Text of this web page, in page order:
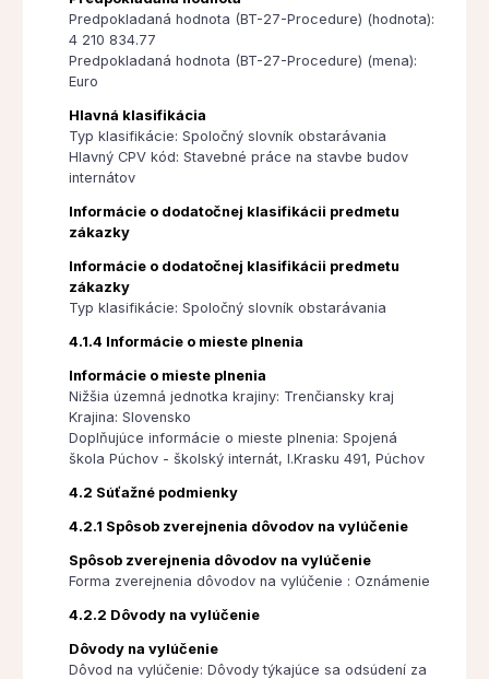
Predpokladaná hodnota (BT-27-Procedure) (hodnota):
4 210 834.77
Predpokladaná hodnota (BT-27-Procedure) (mena):
Euro
Hlavná klasifikácia
Typ klasifikácie: Spoločný slovník obstarávania
Hlavný CPV kód: Stavebné práce na stavbe budov
internátov
Informácie o dodatočnej klasifikácii predmetu
zákazky
Informácie o dodatočnej klasifikácii predmetu
zákazky
Typ klasifikácie: Spoločný slovník obstarávania
4.1.4 Informácie o mieste plnenia
Informácie o mieste plnenia
Nižšia územná jednotka krajiny: Trenčiansky kraj
Krajina: Slovensko
Doplňujúce informácie o mieste plnenia: Spojená
škola Púchov - školský internát, I.Krasku 491, Púchov
4.2 Súťažné podmienky
4.2.1 Spôsob zverejnenia dôvodov na vylúčenie
Spôsob zverejnenia dôvodov na vylúčenie
Forma zverejnenia dôvodov na vylúčenie : Oznámenie
4.2.2 Dôvody na vylúčenie
Dôvody na vylúčenie
Dôvod na vylúčenie: Dôvody týkajúce sa odsúdení za